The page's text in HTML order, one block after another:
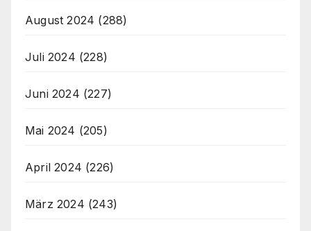
August 2024 (288)
Juli 2024 (228)
Juni 2024 (227)
Mai 2024 (205)
April 2024 (226)
März 2024 (243)